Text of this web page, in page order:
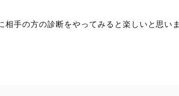
手の方の診断をやってみると楽しいと思いま